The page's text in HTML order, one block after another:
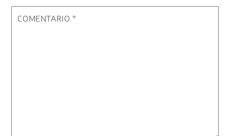
COMENTARIO*